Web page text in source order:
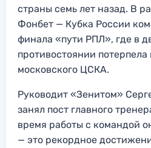
страны семь лет назад. В
Фонбет — Кубка России
финала «пути РПЛ», где в
противостоянии
московского ЦСКА.
Руководит «Зенитом»
занял пост главного
время работы с командой
— это рекордное